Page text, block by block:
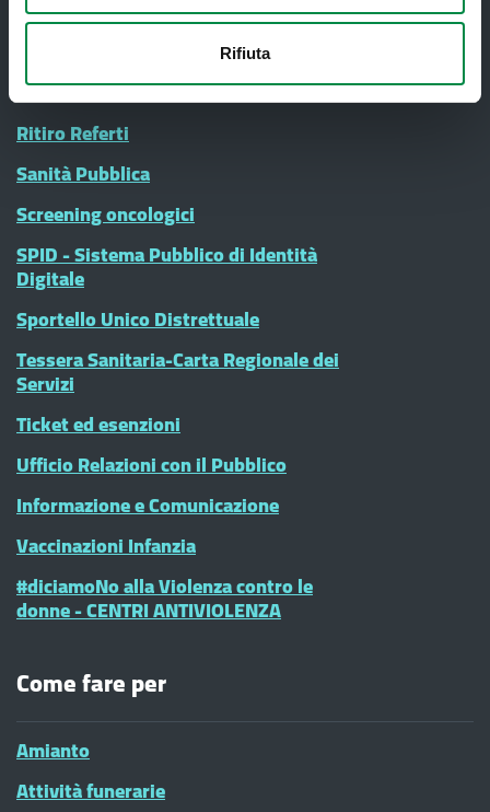
Rifiuta
Nucleo di Cure Primarie (NCP)
Punto Unico di Accesso integrato
sanitario e sociale (PUA)
Ritiro Referti
Sanità Pubblica
Screening oncologici
SPID - Sistema Pubblico di Identità
Digitale
Sportello Unico Distrettuale
Tessera Sanitaria-Carta Regionale dei
Servizi
Ticket ed esenzioni
Ufficio Relazioni con il Pubblico
Informazione e Comunicazione
Vaccinazioni Infanzia
#diciamoNo alla Violenza contro le
donne - CENTRI ANTIVIOLENZA
Come fare per
Amianto
Attività funerarie